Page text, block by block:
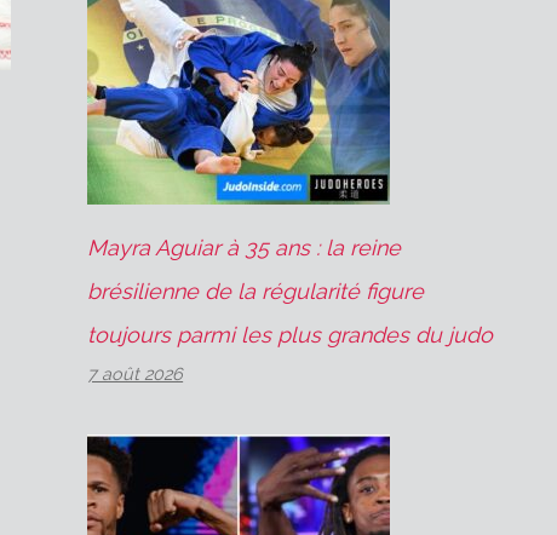
Mayra Aguiar à 35 ans : la reine
brésilienne de la régularité figure
toujours parmi les plus grandes du judo
7 août 2026